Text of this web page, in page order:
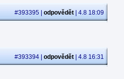
#393395 | odpovědět | 4.8 18:09
#393394 | odpovědět | 4.8 16:31